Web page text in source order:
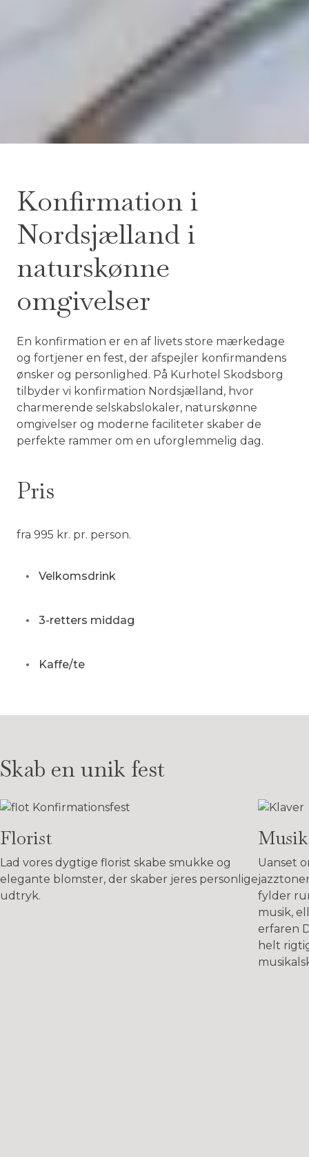
Konfirmation i
Nordsjælland i
naturskønne
omgivelser
En konfirmation er en af livets store mærkedage
og fortjener en fest, der afspejler konfirmandens
ønsker og personlighed. På Kurhotel Skodsborg
tilbyder vi konfirmation Nordsjælland, hvor
charmerende selskabslokaler, naturskønne
omgivelser og moderne faciliteter skaber de
perfekte rammer om en uforglemmelig dag.
Pris
fra 995 kr. pr. person.
Velkomsdrink
3-retters middag
Kaffe/te
Skab en unik fest
Florist
Lad vores dygtige florist skabe smukke og
elegante blomster, der skaber jeres personlige
udtryk.
Musik
Uanset
fylder
musik,
erfaren
helt